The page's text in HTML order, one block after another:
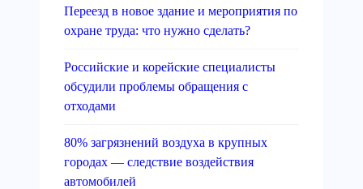
Переезд в новое здание и мероприятия по
охране труда: что нужно сделать?
Российские и корейские специалисты
обсудили проблемы обращения с
отходами
80% загрязнений воздуха в крупных
городах — следствие воздействия
автомобилей